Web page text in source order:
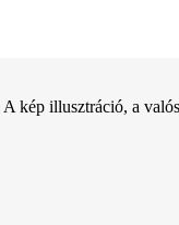
kép illusztráció, a